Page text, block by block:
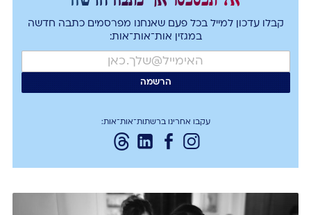
קבלו עדכון למייל בכל פעם שאנחנו מפרסמים כתבה חדשה
במגזין אות־אות־אות:
עקבו אחרינו ברשתות־אות־אות: